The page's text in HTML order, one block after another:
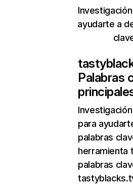
ayudarte a
Palabras
para
palabras
herramienta
palabras